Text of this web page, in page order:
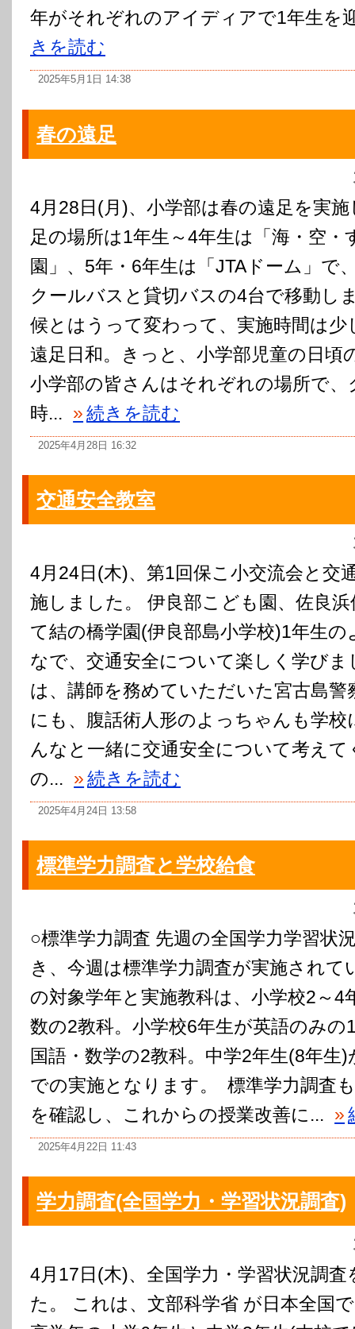
年がそれぞれのアイディアで1年生を
きを読む
2025年5月1日 14:38
春の遠足
4月28日(月)、小学部は春の遠足を実
足の場所は1年生～4年生は「海・空・
園」、5年・6年生は「JTAドーム」で
クールバスと貸切バスの4台で移動し
候とはうって変わって、実施時間は
遠足日和。きっと、小学部児童の日頃
小学部の皆さんはそれぞれの場所で
時... »続きを読む
2025年4月28日 16:32
交通安全教室
4月24日(木)、第1回保こ小交流会と交
施しました。 伊良部こども園、佐良
て結の橋学園(伊良部島小学校)1年生
なで、交通安全について楽しく学び
は、講師を務めていただいた宮古島
にも、腹話術人形のよっちゃんも学
んなと一緒に交通安全について考え
の... »続きを読む
2025年4月24日 13:58
標準学力調査と学校給食
○標準学力調査 先週の全国学力学習状
き、今週は標準学力調査が実施されて
の対象学年と実施教科は、小学校2～4
数の2教科。小学校6年生が英語のみの
国語・数学の2教科。中学2年生(8年生
での実施となります。 標準学力調査
を確認し、これからの授業改善に... »
2025年4月22日 11:43
学力調査(全国学力・学習状況調査)
4月17日(木)、全国学力・学習状況調
た。 これは、文部科学省 が日本全国